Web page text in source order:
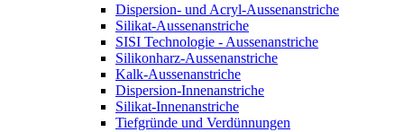
Dispersion- und Acryl-Aussenanstriche
Silikat-Aussenanstriche
SISI Technologie - Aussenanstriche
Silikonharz-Aussenanstriche
Kalk-Aussenanstriche
Dispersion-Innenanstriche
Silikat-Innenanstriche
Tiefgründe und Verdünnungen